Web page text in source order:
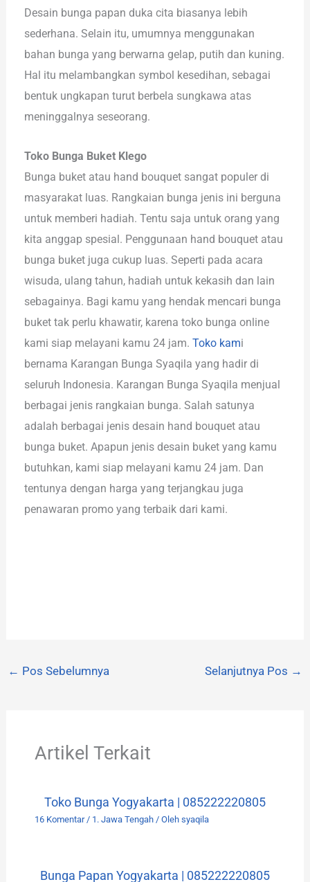
Desain bunga papan duka cita biasanya lebih
sederhana. Selain itu, umumnya menggunakan
bahan bunga yang berwarna gelap, putih dan kuning.
Hal itu melambangkan symbol kesedihan, sebagai
bentuk ungkapan turut berbela sungkawa atas
meninggalnya seseorang.
Toko Bunga Buket Klego
Bunga buket atau hand bouquet sangat populer di
masyarakat luas. Rangkaian bunga jenis ini berguna
untuk memberi hadiah. Tentu saja untuk orang yang
kita anggap spesial. Penggunaan hand bouquet atau
bunga buket juga cukup luas. Seperti pada acara
wisuda, ulang tahun, hadiah untuk kekasih dan lain
sebagainya. Bagi kamu yang hendak mencari bunga
buket tak perlu khawatir, karena toko bunga online
kami siap melayani kamu 24 jam.Toko kami
bernama Karangan Bunga Syaqila yang hadir di
seluruh Indonesia. Karangan Bunga Syaqila menjual
berbagai jenis rangkaian bunga. Salah satunya
adalah berbagai jenis desain hand bouquet atau
bunga buket. Apapun jenis desain buket yang kamu
butuhkan, kami siap melayani kamu 24 jam. Dan
tentunya dengan harga yang terjangkau juga
penawaran promo yang terbaik dari kami.
← Pos Sebelumnya Selanjutnya Pos →
Artikel Terkait
Toko Bunga Yogyakarta | 085222220805
16 Komentar / 1. Jawa Tengah/ Oleh syaqila
Bunga Papan Yogyakarta | 085222220805